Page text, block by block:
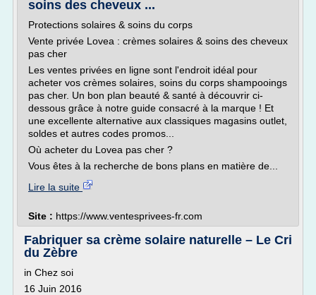
soins des cheveux ...
Protections solaires & soins du corps
Vente privée Lovea : crèmes solaires & soins des cheveux
pas cher
Les ventes privées en ligne sont l'endroit idéal pour
acheter vos crèmes solaires, soins du corps shampooings
pas cher. Un bon plan beauté & santé à découvrir ci-
dessous grâce à notre guide consacré à la marque ! Et
une excellente alternative aux classiques magasins outlet,
soldes et autres codes promos...
Où acheter du Lovea pas cher ?
Vous êtes à la recherche de bons plans en matière de...
Lire la suite
Site : https://www.ventesprivees-fr.com
Fabriquer sa crème solaire naturelle – Le Cri
du Zèbre
in Chez soi
16 Juin 2016